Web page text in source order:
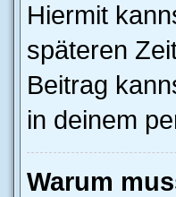
Hiermit
späteren
Beitrag
in deinem
Warum